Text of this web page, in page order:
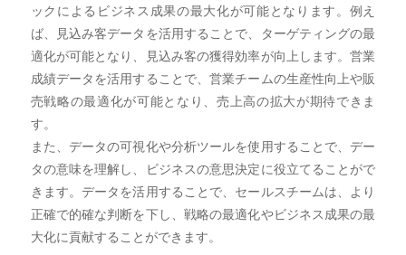
ックによるビジネス成果の最大化が可能となります。例え
ば、見込み客データを活用することで、ターゲティングの最
適化が可能となり、見込み客の獲得効率が向上します。営業
成績データを活用することで、営業チームの生産性向上や販
売戦略の最適化が可能となり、売上高の拡大が期待できま
す。
また、データの可視化や分析ツールを使用することで、デー
タの意味を理解し、ビジネスの意思決定に役立てることがで
きます。データを活用することで、セールスチームは、より
正確で的確な判断を下し、戦略の最適化やビジネス成果の最
大化に貢献することができます。